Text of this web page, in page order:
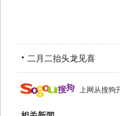
二月二抬头龙见喜
上网从搜狗